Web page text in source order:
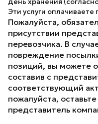
Эти услуги оплачиваете
Пожалуйста,
присутствии
перевозчика. В
повреждение
позиций, вы можете
составив с
соответствующий
пожалуйста,
представитель